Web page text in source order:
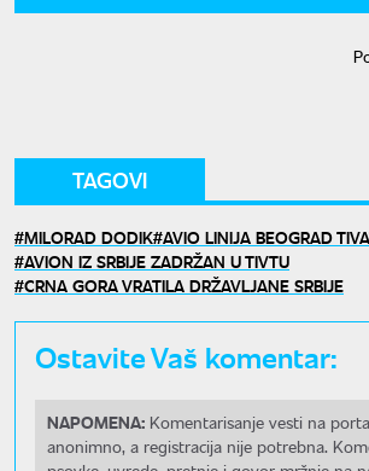
TAGOVI
MILORAD DODIK AVIO LINIJA BEOGRAD
AVION IZ SRBIJE ZADRŽAN U TIVTU
CRNA GORA VRATILA DRŽAVLJANE SRBIJE
Ostavite Vaš komentar:
NAPOMENA: Komentarisanje vesti na
anonimno, a registracija nije potrebna.